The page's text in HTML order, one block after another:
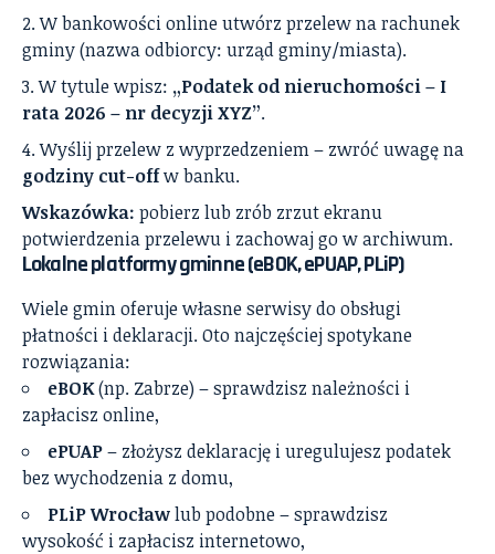
W bankowości online utwórz przelew na rachunek
gminy (nazwa odbiorcy: urząd gminy/miasta).
W tytule wpisz: „Podatek od nieruchomości – I
rata 2026 – nr decyzji XYZ”.
Wyślij przelew z wyprzedzeniem – zwróć uwagę na
godziny cut-offw banku.
Wskazówka: pobierz lub zrób zrzut ekranu
potwierdzenia przelewu i zachowaj go w archiwum.
Lokalne platformy gminne (eBOK, ePUAP, PLiP)
Wiele gmin oferuje własne serwisy do obsługi
płatności i deklaracji. Oto najczęściej spotykane
rozwiązania:
eBOK(np. Zabrze) – sprawdzisz należności i
zapłacisz online,
ePUAP– złożysz deklarację i uregulujesz podatek
bez wychodzenia z domu,
PLiP Wrocławlub podobne – sprawdzisz
wysokość i zapłacisz internetowo,